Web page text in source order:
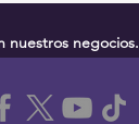
nuestros negocios.